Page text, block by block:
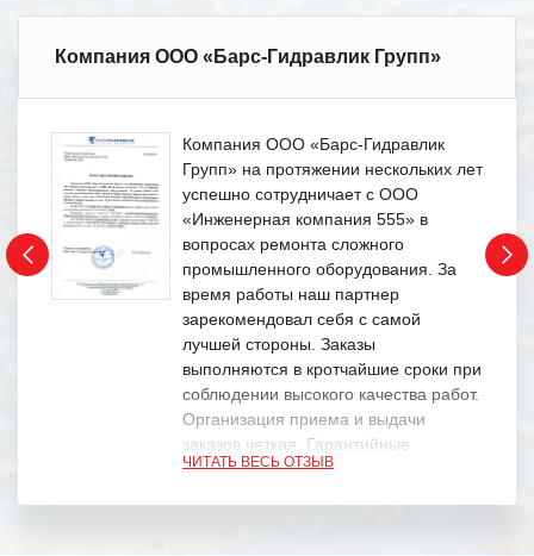
Компания ООО «Барс-Гидравлик Групп»
Компания ООО «Барс-Гидравлик
Групп» на протяжении нескольких лет
успешно сотрудничает с ООО
«Инженерная компания 555» в
вопросах ремонта сложного
промышленного оборудования. За
время работы наш партнер
зарекомендовал себя с самой
лучшей стороны. Заказы
выполняются в кротчайшие сроки при
соблюдении высокого качества работ.
Организация приема и выдачи
заказов четкая. Гарантийные
обязательства выполняются в
ЧИТАТЬ ВЕСЬ ОТЗЫВ